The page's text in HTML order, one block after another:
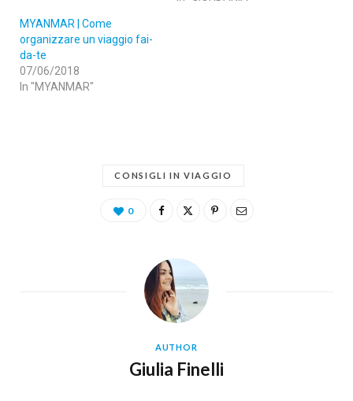
MYANMAR | Come
organizzare un viaggio fai-
da-te
07/06/2018
In "MYANMAR"
CONSIGLI IN VIAGGIO
0
AUTHOR
Giulia Finelli